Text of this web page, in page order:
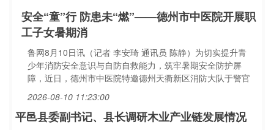
安全“童”行 防患未“燃”——德州市中医院开展职
工子女暑期消
鲁网8月10日讯（记者 李安琦 通讯员 陈静）为切实提升青
少年消防安全意识与自防自救能力，筑牢暑期安全防护屏
障，近日，德州市中医院特邀德州天衢新区消防大队于警官
2026-08-10 11:23:00
平邑县委副书记、县长调研木业产业链发展情况